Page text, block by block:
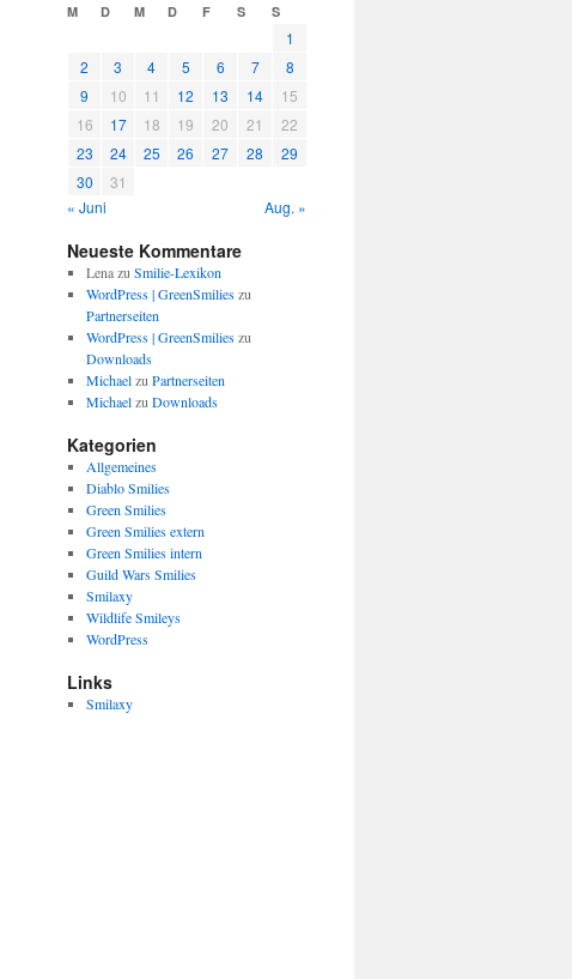
M D M D F S S
1
2
3 4 5 6 7
8
9
10 11 12 13 14
15
16
17 18 19 20 21
22
23
24 25 26 27 28
29
30
31
« Juni
Aug. »
Neueste Kommentare
Lenazu Smilie-Lexikon
WordPress | GreenSmilieszu
Partnerseiten
WordPress | GreenSmilieszu
Downloads
Michaelzu Partnerseiten
Michaelzu Downloads
Kategorien
Allgemeines
Diablo Smilies
Green Smilies
Green Smilies extern
Green Smilies intern
Guild Wars Smilies
Smilaxy
Wildlife Smileys
WordPress
Links
Smilaxy